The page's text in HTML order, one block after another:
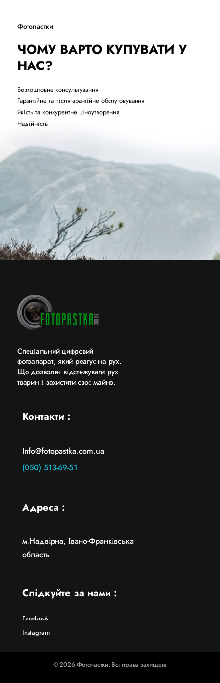
Фотопастки
ЧОМУ ВАРТО КУПУВАТИ У
НАС?
Безкоштовне консультування
Гарантійне та післягарантійне обслуговування
Якість та конкурентне ціноутворення
Надійність
Cпеціальний цифровий
фотоапарат, який реагує на рух.
Що дозволяє відстежувати рух
тварин і захистити своє майно.
Контакти :
Info@fotopastka.com.ua
(050) 513-69-51
Адреса :
м.Надвірна, Івано-Франківська
область
Слідкуйте за нами :
Facebook
Instagram
© 2026 Фотопастки. Всі права захищені